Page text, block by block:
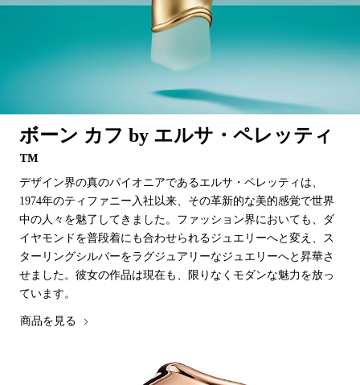
ボーン カフ by エルサ・ペレッティ
™
デザイン界の真のパイオニアであるエルサ・ペレッティは、
1974年のティファニー入社以来、その革新的な美的感覚で世界
中の人々を魅了してきました。ファッション界においても、ダ
イヤモンドを普段着にも合わせられるジュエリーへと変え、ス
ターリングシルバーをラグジュアリーなジュエリーへと昇華さ
せました。彼女の作品は現在も、限りなくモダンな魅力を放っ
ています。
商品を見る